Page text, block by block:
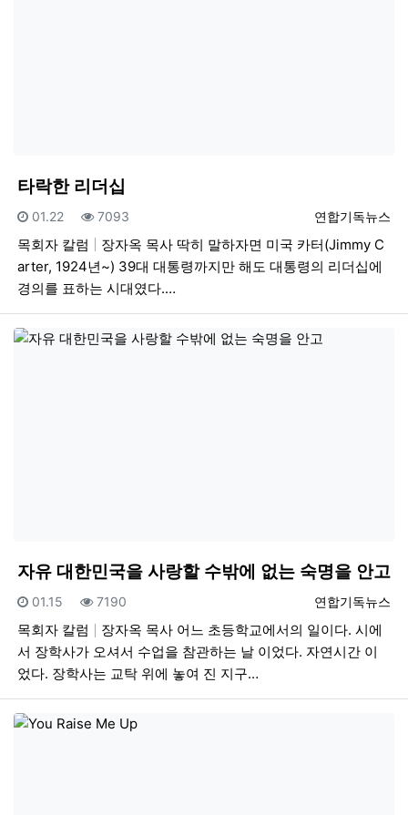
타락한 리더십
등록자
연합기독뉴스
등록일
01.22 조회
7093
목회자 칼럼
장자옥 목사 딱히 말하자면 미국 카터(Jimmy C
arter, 1924년~) 39대 대통령까지만 해도 대통령의 리더십에
경의를 표하는 시대였다.…
자유 대한민국을 사랑할 수밖에 없는 숙명을 안고
등록자
연합기독뉴스
등록일
01.15 조회
7190
목회자 칼럼
장자옥 목사 어느 초등학교에서의 일이다. 시에
서 장학사가 오셔서 수업을 참관하는 날 이었다. 자연시간 이
었다. 장학사는 교탁 위에 놓여 진 지구…